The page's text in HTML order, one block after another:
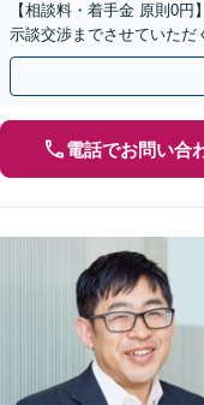
【相談料・着手金 原則0円
示談交渉までさせていただ
り扱っている弁護士が全力
電話でお問い合